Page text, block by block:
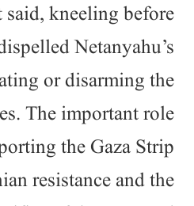
said, kneeling before
Netanyahu’s
or disarming the
The important role
the Gaza Strip
resistance and the